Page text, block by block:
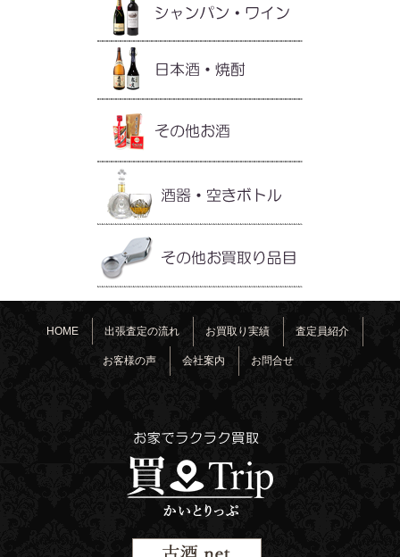
HOME 出張査定の流れ お買取り実績 査定員紹介
お客様の声 会社案内 お問合せ